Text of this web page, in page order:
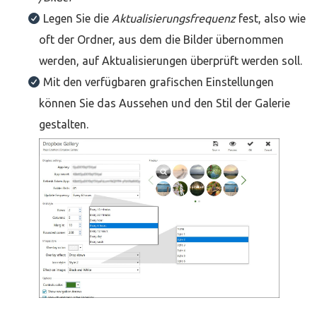
Legen Sie die Aktualisierungsfrequenz fest, also wie
oft der Ordner, aus dem die Bilder übernommen
werden, auf Aktualisierungen überprüft werden soll.
Mit den verfügbaren grafischen Einstellungen
können Sie das Aussehen und den Stil der Galerie
gestalten.